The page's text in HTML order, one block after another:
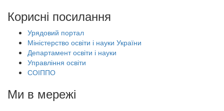
Корисні посилання
Урядовий портал
Міністерство освіти і науки України
Департамент освіти і науки
Управління освіти
СОІППО
Ми в мережі